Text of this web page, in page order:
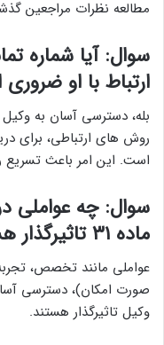
مطالعه نظرات مراجعین
سوال: آیا شماره
ارتباط با او
بله، دسترسی آسان به
روش های ارتباطی، برای
است. این امر باعث تسریع
سوال: چه عواملی
ماده ۳۱ تاثیرگذار هستند؟
عواملی مانند تخصص،
صورت امکان)، دسترسی
وکیل تاثیرگذار هستند.